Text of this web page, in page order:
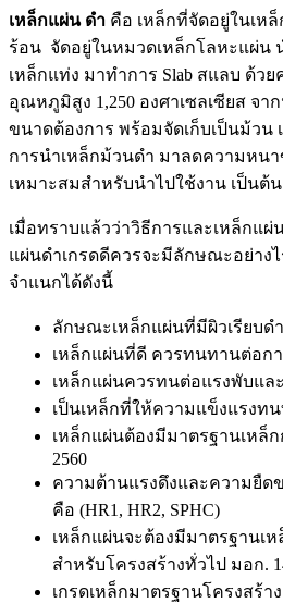
เหล็กแผ่น ดำ คือ เหล็กที่จัดอยู่ในเห
ร้อน จัดอยู่ในหมวดเหล็กโลหะแผ่น
เหล็กแท่ง มาทำการ Slab สแลบ ด้ว
อุณหภูมิสูง 1,250 องศาเซลเซียส จ
ขนาดต้องการ พร้อมจัดเก็บเป็นม้วน
การนำเหล็กม้วนดำ มาลดความหนา
เหมาะสมสำหรับนำไปใช้งาน เป็นต้น
เมื่อทราบแล้วว่าวิธีการและเหล็กแผ่
แผ่นดำเกรดดีควรจะมีลักษณะอย่าง
จำแนกได้ดังนี้
ลักษณะเหล็กแผ่นที่มีผิวเรียบด
เหล็กแผ่นที่ดี ควรทนทานต่อก
เหล็กแผ่นควรทนต่อแรงพับแล
เป็นเหล็กที่ให้ความแข็งแรงท
เหล็กแผ่นต้องมีมาตรฐานเหล็
2560
ความต้านแรงดึงและความยื
คือ (HR1, HR2, SPHC)
เหล็กแผ่นจะต้องมีมาตรฐานเ
สำหรับโครงสร้างทั่วไป มอก.
เกรดเหล็กมาตรฐานโครงสร้า